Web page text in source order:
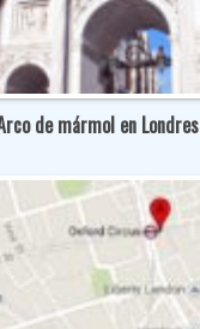
de mármol en Londres